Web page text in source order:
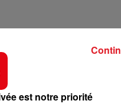
En bas de tableau, il
C'est une base dans
est notre priorité